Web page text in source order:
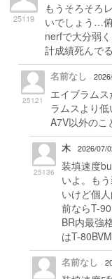
25119
もうそろそろ
いでしょう…
nerfで大分弱
計成績死んでる
25121
名前なし
エイブラム
ラムスより
A7V以外のこ
25136
木 2026/07/
装填速度
いよ。も
いけど個
前ならT-
BR内最強
はT-
名前なし